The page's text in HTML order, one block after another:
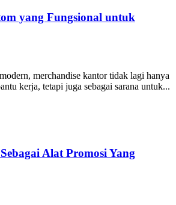
yang Fungsional untuk
merchandise kantor tidak lagi hanya
kerja, tetapi juga sebagai sarana untuk...
Alat Promosi Yang